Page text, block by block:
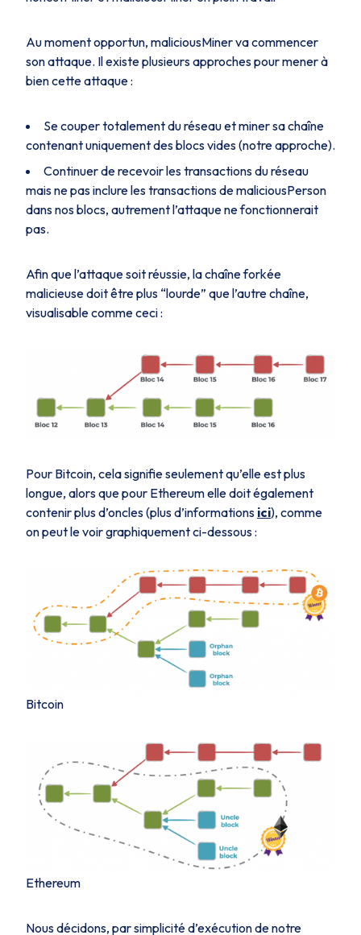
Au moment opportun, maliciousMinerva commencer
son attaque. Il existe plusieurs approches pour mener à
bien cette attaque :
Se couper totalement du réseau et miner sa chaîne
contenant uniquement des blocs vides (notre approche).
Continuer de recevoir les transactions du réseau
mais ne pas inclure les transactions demaliciousPerson
dans nos blocs, autrement l’attaque ne fonctionnerait
pas.
Afin que l’attaque soit réussie, la chaîne forkée
malicieuse doit être plus “lourde” que l’autre chaîne,
visualisable comme ceci :
Pour Bitcoin, cela signifie seulement qu’elle est plus
longue, alors que pour Ethereum elle doit également
contenir plus d’oncles (plus d’informations ici), comme
on peut le voir graphiquement ci-dessous :
Bitcoin
Ethereum
Nous décidons, par simplicité d’exécution de notre